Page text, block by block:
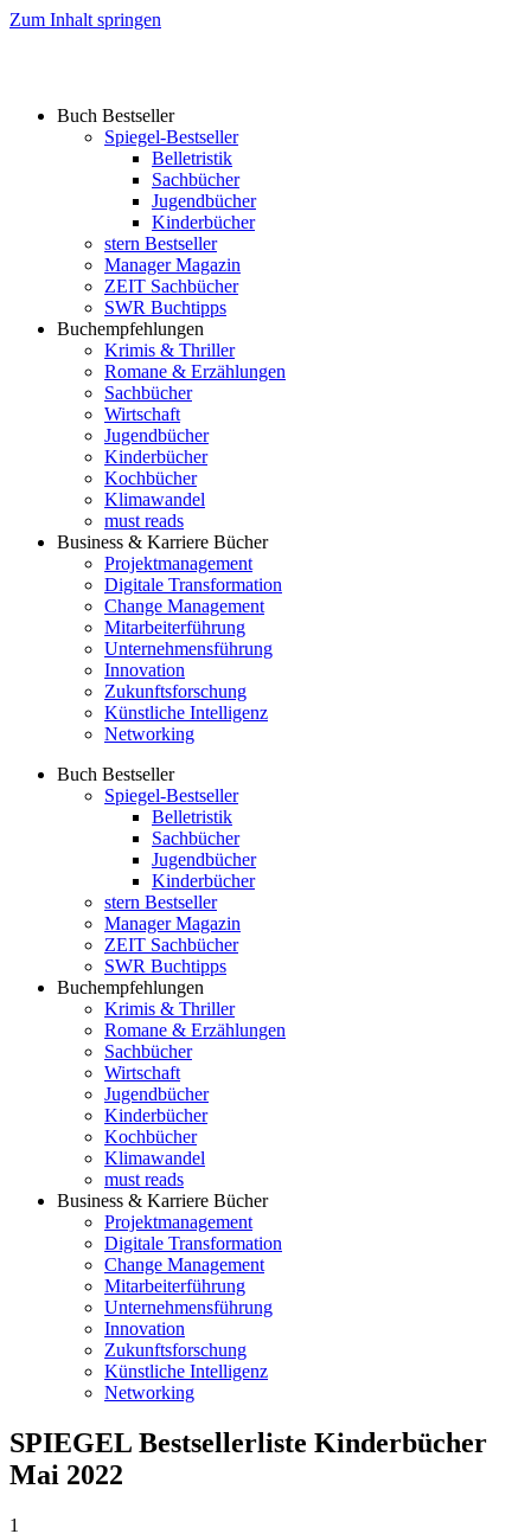
Zum Inhalt springen
Buch Bestseller
Spiegel-Bestseller
Belletristik
Sachbücher
Jugendbücher
Kinderbücher
stern Bestseller
Manager Magazin
ZEIT Sachbücher
SWR Buchtipps
Buchempfehlungen
Krimis & Thriller
Romane & Erzählungen
Sachbücher
Wirtschaft
Jugendbücher
Kinderbücher
Kochbücher
Klimawandel
must reads
Business & Karriere Bücher
Projektmanagement
Digitale Transformation
Change Management
Mitarbeiterführung
Unternehmensführung
Innovation
Zukunftsforschung
Künstliche Intelligenz
Networking
Buch Bestseller
Spiegel-Bestseller
Belletristik
Sachbücher
Jugendbücher
Kinderbücher
stern Bestseller
Manager Magazin
ZEIT Sachbücher
SWR Buchtipps
Buchempfehlungen
Krimis & Thriller
Romane & Erzählungen
Sachbücher
Wirtschaft
Jugendbücher
Kinderbücher
Kochbücher
Klimawandel
must reads
Business & Karriere Bücher
Projektmanagement
Digitale Transformation
Change Management
Mitarbeiterführung
Unternehmensführung
Innovation
Zukunftsforschung
Künstliche Intelligenz
Networking
SPIEGEL Bestsellerliste Kinderbücher
Mai 2022
1